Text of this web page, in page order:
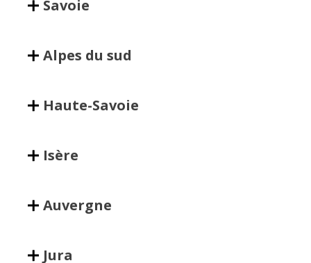
Savoie
Alpes du sud
Haute-Savoie
Isère
Auvergne
Jura